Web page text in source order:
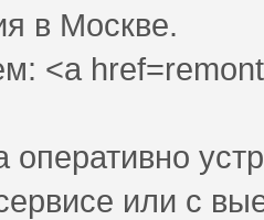
в Москве.
<a
или с